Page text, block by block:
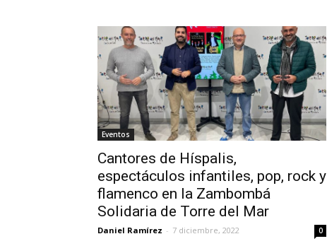
Eventos
Cantores de Híspalis,
espectáculos infantiles, pop, rock y
flamenco en la Zambombá
Solidaria de Torre del Mar
Daniel Ramírez - 7 diciembre, 2022 0